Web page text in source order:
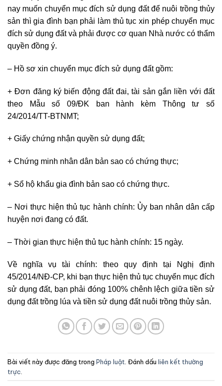
nay muốn chuyển mục đích sử dụng đất để nuôi trồng thủy
sản thì gia đình bạn phải làm thủ tục xin phép chuyển mục
đích sử dụng đất và phải được cơ quan Nhà nước có thẩm
quyền đồng ý.
– Hồ sơ xin chuyển mục đích sử dụng đất gồm:
+ Đơn đăng ký biến động đất đai, tài sản gắn liền với đất
theo Mẫu số 09/ĐK ban hành kèm Thông tư số
24/2014/TT-BTNMT;
+ Giấy chứng nhận quyền sử dụng đất;
+ Chứng minh nhân dân bản sao có chứng thực;
+ Sổ hộ khẩu gia đình bản sao có chứng thực.
– Nơi thực hiện thủ tục hành chính: Ủy ban nhân dân cấp
huyện nơi đang có đất.
– Thời gian thực hiện thủ tục hành chính: 15 ngày.
Về nghĩa vụ tài chính: theo quy định tại Nghị định
45/2014/NĐ-CP, khi bạn thực hiện thủ tục chuyển mục đích
sử dụng đất, bạn phải đóng 100% chênh lệch giữa tiền sử
dụng đất trồng lúa và tiền sử dụng đất nuôi trồng thủy sản.
Bài viết này được đăng trong Pháp luật . Đánh dấu liên kết thường
trực